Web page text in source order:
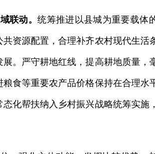
联动。统筹推进以县城为重要载体
资源配置，合理补齐农村现代生活
。严守耕地红线，提高耕地质量，
食等重要农产品价格保持在合理水
化帮扶纳入乡村振兴战略统筹实施